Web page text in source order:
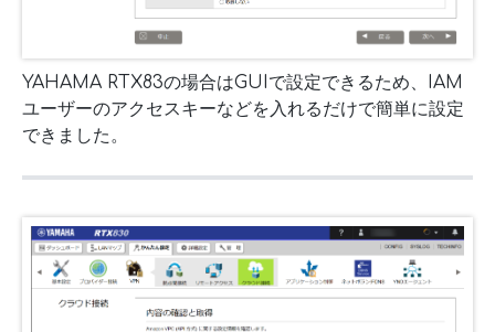
YAHAMA RTX83の場合はGUIで設定できるため、IAM
ユーザーのアクセスキーなどを入れるだけで簡単に設定
できました。